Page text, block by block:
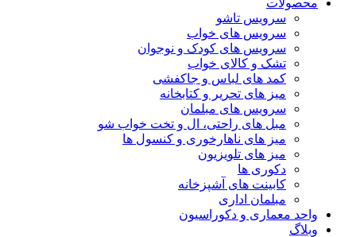
محصولات
سرویس تاشو
سرویس های خواب
سرویس های کودک و نوجوان
تشک و کالای خواب
کمد های لباس و جاکفشی
میز های تحریر و کتابخانه
سرویس های مبلمان
مبل های راحتی، ال و تخت خواب شو
میز های ناهارخوری و کنسول ها
میز های تلویزیون
دکوری ها
کابینت های آشپزخانه
مبلمان اداری
واحد معماری و دکوراسیون
وبلاگ